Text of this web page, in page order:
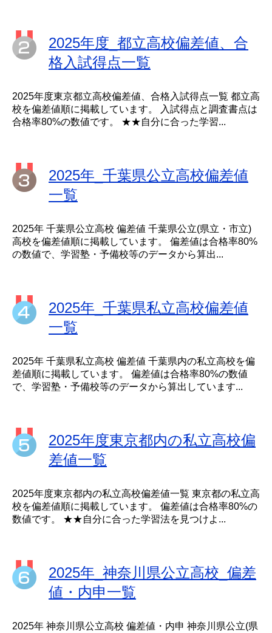
2025年度_都立高校偏差値、合
格入試得点一覧
2025年度東京都立高校偏差値、合格入試得点一覧 都立高
校を偏差値順に掲載しています。 入試得点と調査書点は
合格率80%の数値です。 ★★自分に合った学習...
2025年_千葉県公立高校偏差値
一覧
2025年 千葉県公立高校 偏差値 千葉県公立(県立・市立)
高校を偏差値順に掲載しています。 偏差値は合格率80%
の数値で、学習塾・予備校等のデータから算出...
2025年_千葉県私立高校偏差値
一覧
2025年 千葉県私立高校 偏差値 千葉県内の私立高校を偏
差値順に掲載しています。 偏差値は合格率80%の数値
で、学習塾・予備校等のデータから算出しています...
2025年度東京都内の私立高校偏
差値一覧
2025年度東京都内の私立高校偏差値一覧 東京都の私立高
校を偏差値順に掲載しています。 偏差値は合格率80%の
数値です。 ★★自分に合った学習法を見つけよ...
2025年_神奈川県公立高校_偏差
値・内申一覧
2025年 神奈川県公立高校 偏差値・内申 神奈川県公立(県